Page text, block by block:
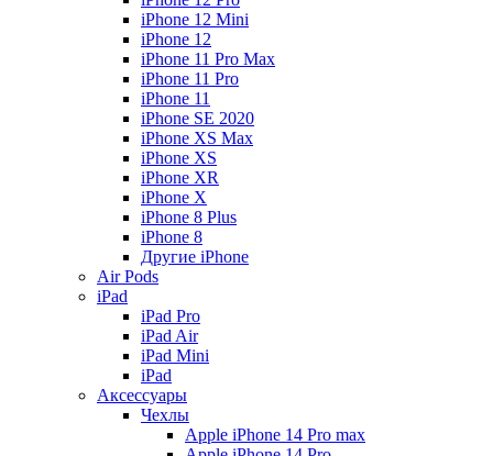
iPhone 12 Mini
iPhone 12
iPhone 11 Pro Max
iPhone 11 Pro
iPhone 11
iPhone SE 2020
iPhone XS Max
iPhone XS
iPhone XR
iPhone X
iPhone 8 Plus
iPhone 8
Другие iPhone
Air Pods
iPad
iPad Pro
iPad Air
iPad Mini
iPаd
Аксессуары
Чехлы
Apple iPhone 14 Pro max